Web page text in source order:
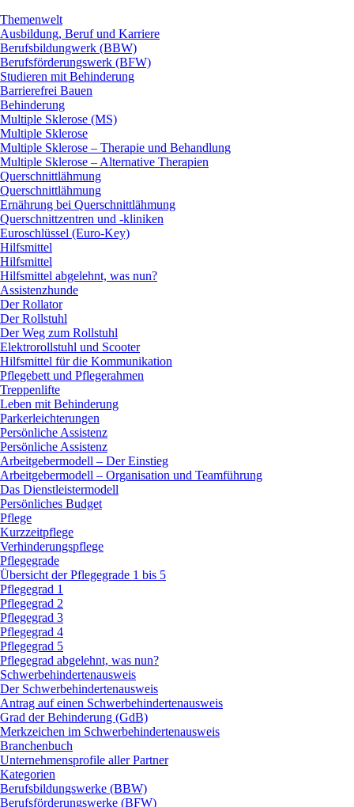
Themenwelt
Ausbildung, Beruf und Karriere
Berufsbildungwerk (BBW)
Berufsförderungswerk (BFW)
Studieren mit Behinderung
Barrierefrei Bauen
Behinderung
Multiple Sklerose (MS)
Multiple Sklerose
Multiple Sklerose – Therapie und Behandlung
Multiple Sklerose – Alternative Therapien
Querschnittlähmung
Querschnittlähmung
Ernährung bei Querschnittlähmung
Querschnittzentren und -kliniken
Euroschlüssel (Euro-Key)
Hilfsmittel
Hilfsmittel
Hilfsmittel abgelehnt, was nun?
Assistenzhunde
Der Rollator
Der Rollstuhl
Der Weg zum Rollstuhl
Elektrorollstuhl und Scooter
Hilfsmittel für die Kommunikation
Pflegebett und Pflegerahmen
Treppenlifte
Leben mit Behinderung
Parkerleichterungen
Persönliche Assistenz
Persönliche Assistenz
Arbeitgebermodell – Der Einstieg
Arbeitgebermodell – Organisation und Teamführung
Das Dienstleistermodell
Persönliches Budget
Pflege
Kurzzeitpflege
Verhinderungspflege
Pflegegrade
Übersicht der Pflegegrade 1 bis 5
Pflegegrad 1
Pflegegrad 2
Pflegegrad 3
Pflegegrad 4
Pflegegrad 5
Pflegegrad abgelehnt, was nun?
Schwerbehindertenausweis
Der Schwerbehindertenausweis
Antrag auf einen Schwerbehindertenausweis
Grad der Behinderung (GdB)
Merkzeichen im Schwerbehindertenausweis
Branchenbuch
Unternehmensprofile aller Partner
Kategorien
Berufsbildungswerke (BBW)
Berufsförderungswerke (BFW)